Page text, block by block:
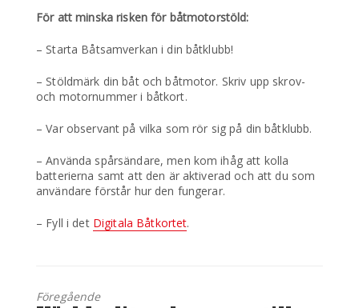
För att minska risken för båtmotorstöld:
– Starta Båtsamverkan i din båtklubb!
– Stöldmärk din båt och båtmotor. Skriv upp skrov-
och motornummer i båtkort.
– Var observant på vilka som rör sig på din båtklubb.
– Använda spårsändare, men kom ihåg att kolla
batterierna samt att den är aktiverad och att du som
användare förstår hur den fungerar.
– Fyll i det Digitala Båtkortet.
Föregående